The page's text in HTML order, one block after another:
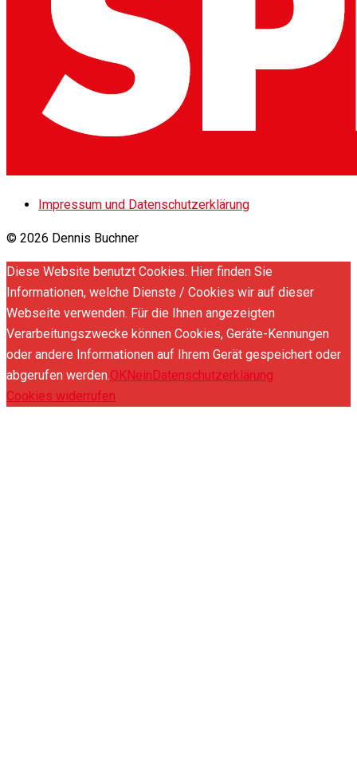
Impressum und Datenschutzerklärung
© 2026 Dennis Buchner
Diese Website benutzt Cookies. Hier finden Sie
Informationen, welche Dienste / Cookies wir auf dieser
Webseite verwenden. Für die Ihnen angezeigten
Verarbeitungszwecke können Cookies, Geräte-Kennungen
oder andere Informationen auf Ihrem Gerät gespeichert oder
abgerufen werden.OKNeinDatenschutzerklärung
Cookies widerrufen